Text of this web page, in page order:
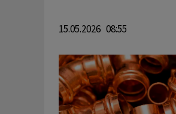
15.05.2026 08:55